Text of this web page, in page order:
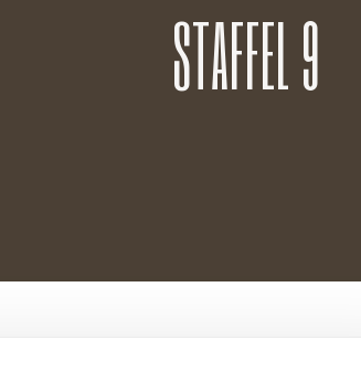
STAFFEL 9